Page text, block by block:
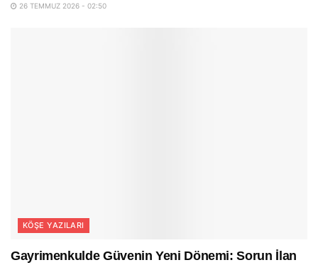
26 TEMMUZ 2026 - 02:50
KÖŞE YAZILARI
Gayrimenkulde Güvenin Yeni Dönemi: Sorun İlan